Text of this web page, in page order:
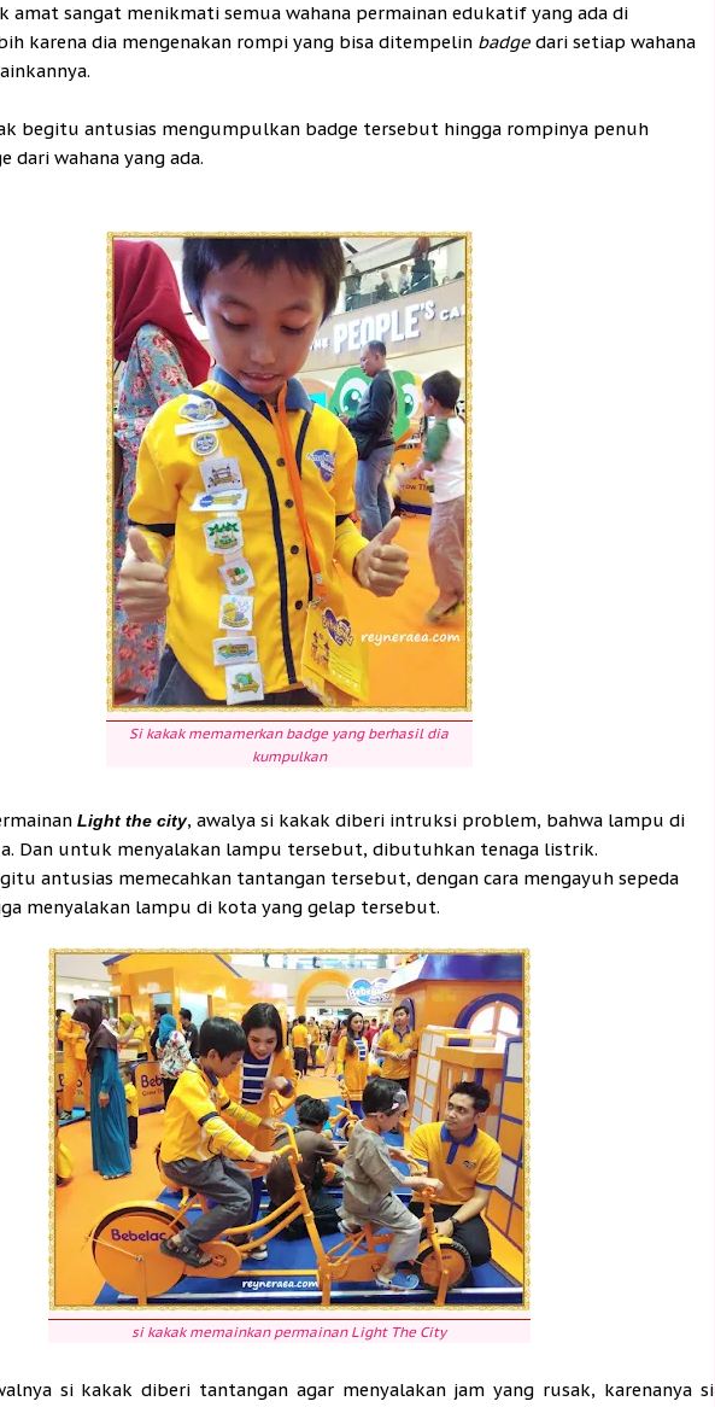
amat sangat menikmati semua wahana permainan edukatif yang ada di
karena dia mengenakan rompi yang bisa ditempelin badgedari setiap wahana
begitu antusias mengumpulkan badge tersebut hingga rompinya penuh
dari wahana yang ada.
Si kakak memamerkan badge yang berhasil dia
kumpulkan
Light the city, awalya si kakak diberi intruksi problem, bahwa lampu di
Dan untuk menyalakan lampu tersebut, dibutuhkan tenaga listrik.
antusias memecahkan tantangan tersebut, dengan cara mengayuh sepeda
menyalakan lampu di kota yang gelap tersebut.
si kakak memainkan permainan Light The City
si kakak diberi tantangan agar menyalakan jam yang rusak, karenanya si